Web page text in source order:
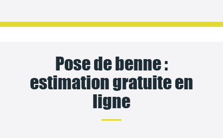
Pose de benne :
estimation gratuite en
ligne